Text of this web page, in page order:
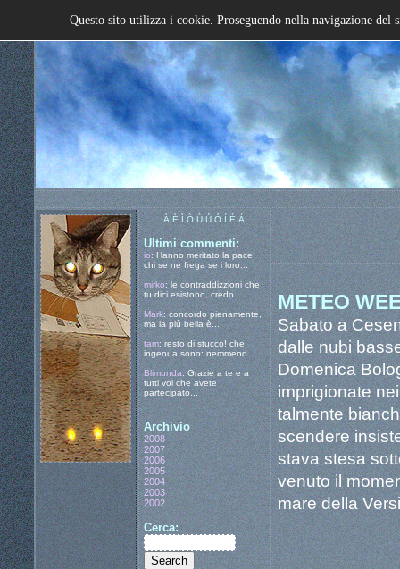
À È Ì Ò Ù Ú Ó Í É Á
Ultimi commenti:
io: Hanno meritato la pace,
chi se ne frega se i loro...
mirko: le contraddizzioni che
tu dici esistono, credo...
Mark: concordo pienamente,
ma la più bella è...
tam: resto di stucco! che
ingenua sono: nemmeno...
Blimunda: Grazie a te e a
tutti voi che avete
partecipato...
Archivio
2008
2007
2006
2005
2004
2003
2002
Cerca:
METEO
Sabato a
dalle nubi
Domenica
imprigionate
talmente
scendere
stava stesa
venuto il
mare della
Questo sito utilizza i cookie. Proseguendo nella navigazione del